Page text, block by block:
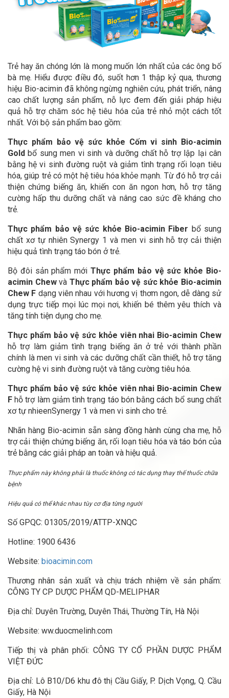
Trẻ hay ăn chóng lớn là mong muốn lớn nhất của các ông bố
bà mẹ. Hiểu được điều đó, suốt hơn 1 thập kỷ qua, thương
hiệu Bio-acimin đã không ngừng nghiên cứu, phát triển, nâng
cao chất lượng sản phẩm, nỗ lực đem đến giải pháp hiệu
quả hỗ trợ chăm sóc hệ tiêu hóa của trẻ nhỏ một cách tốt
nhất. Với bộ sản phẩm bao gồm:
Thực phẩm bảo vệ sức khỏe Cốm vi sinh Bio-acimin
Gold bổ sung men vi sinh và dưỡng chất hỗ trợ lập lại cân
bằng hệ vi sinh đường ruột và giảm tình trạng rối loạn tiêu
hóa, giúp trẻ có một hệ tiêu hóa khỏe mạnh. Từ đó hỗ trợ cải
thiện chứng biếng ăn, khiến con ăn ngon hơn, hỗ trợ tăng
cường hấp thu dưỡng chất và nâng cao sức đề kháng cho
trẻ.
Thực phẩm bảo vệ sức khỏe Bio-acimin Fiber bổ sung
chất xơ tự nhiên Synergy 1 và men vi sinh hỗ trợ cải thiện
hiệu quả tình trạng táo bón ở trẻ.
Bộ đôi sản phẩm mớiThực phẩm bảo vệ sức khỏe Bio-
acimin Chewvà Thực phẩm bảo vệ sức khỏe Bio-acimin
Chew F dạng viên nhau với hương vị thơm ngon, dễ dàng sử
dụng trực tiếp mọi lúc mọi nơi, khiến bé thêm yêu thích và
tăng tính tiện dụng cho mẹ.
Thực phẩm bảo vệ sức khỏe viên nhai Bio-acimin Chew
hỗ trợ làm giảm tình trạng biếng ăn ở trẻ với thành phần
chính là men vi sinh và các dưỡng chất cần thiết, hỗ trợ tăng
cường hệ vi sinh đường ruột và tăng cường tiêu hóa.
Thực phẩm bảo vệ sức khỏe viên nhai Bio-acimin Chew
F hỗ trợ làm giảm tình trạng táo bón bằng cách bổ sung chất
xơ tự nhieenSynergy 1 và men vi sinh cho trẻ.
Nhãn hàng Bio-acimin sẵn sàng đồng hành cùng cha mẹ, hỗ
trợ cải thiện chứng biếng ăn, rối loạn tiêu hóa và táo bón của
trẻ bằng các giải pháp an toàn và hiệu quả.
Thực phẩm này không phải là thuốc không có tác dụng thay thế thuốc chữa
bệnh
Hiệu quả có thể khác nhau tùy cơ địa từng người
Số GPQC: 01305/2019/ATTP-XNQC
Hotline: 1900 6436
Website: bioacimin.com
Thương nhân sản xuất và chịu trách nhiệm về sản phẩm:
CÔNG TY CP DƯỢC PHẨM QD-MELIPHAR
Địa chỉ: Duyên Trường, Duyên Thái, Thường Tín, Hà Nội
Website: ww.duocmelinh.com
Tiếp thị và phân phối: CÔNG TY CỔ PHẦN DƯỢC PHẨM
VIỆT ĐỨC
Địa chỉ: Lô B10/D6 khu đô thị Cầu Giấy, P. Dịch Vọng, Q. Cầu
Giấy, Hà Nội